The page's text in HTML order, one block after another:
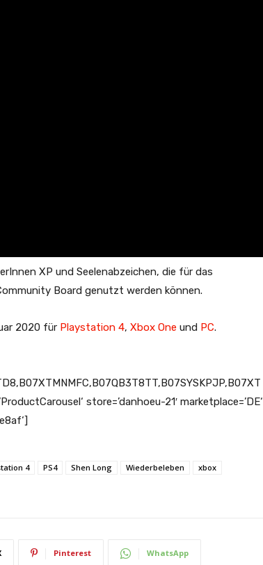
XP und Seelenabzeichen, die für das
Board genutzt werden können.
2020 für Playstation 4, Xbox One und PC.
store=’danhoeu-21′ marketplace=’DE‘
4 PS4 Shen Long Wiederbeleben
xbox
Pinterest WhatsApp